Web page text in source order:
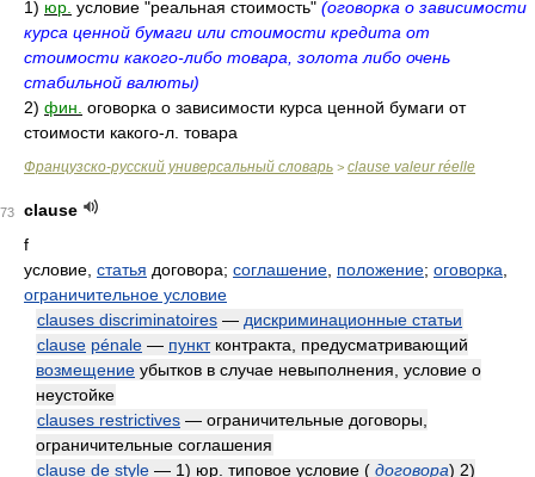
1) юр. условие "реальная стоимость" (оговорка о зависимости
курса ценной бумаги или стоимости кредита от
стоимости какого-либо товара, золота либо очень
стабильной валюты)
2) фин. оговорка о зависимости курса ценной бумаги от
стоимости какого-л. товара
Французско-русский универсальный словарь > clause valeur réelle
73
clause
f
условие, статья договора; соглашение положение; оговорка
ограничительное условие
clauses discriminatoires — дискриминационные статьи
clause pénale — пунктконтракта, предусматривающий
возмещение убытков в случае невыполнения, условие о
неустойке
clauses restrictives — ограничительные договоры,
ограничительные соглашения
clause de style — 1) юр. типовое условие ( договора) 2)